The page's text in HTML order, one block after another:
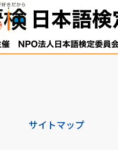
サイトマップ